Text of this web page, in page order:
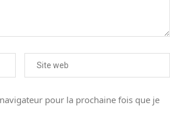
pour la prochaine fois que je